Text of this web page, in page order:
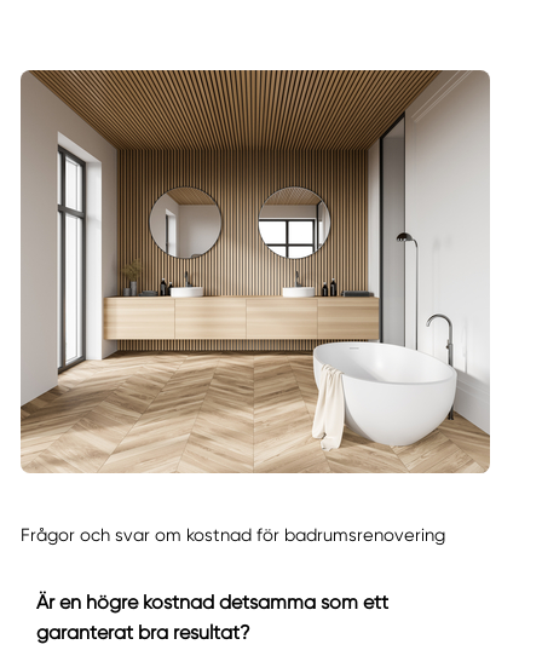
Frågor och svar om kostnad för badrumsrenovering
Är en högre kostnad detsamma som ett
garanterat bra resultat?